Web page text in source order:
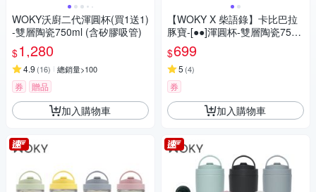
WOKY沃廚二代渾圓杯(買1送1)
-雙層陶瓷750ml (含矽膠吸管)
$1,280
4.9 (16) 總銷量>100
券 贈品
加入購物車
【WOKY X 柴語錄】卡比巴拉
豚寶-[●●]渾圓杯-雙層陶瓷750
ml
$699
5 (4)
券
加入購物車